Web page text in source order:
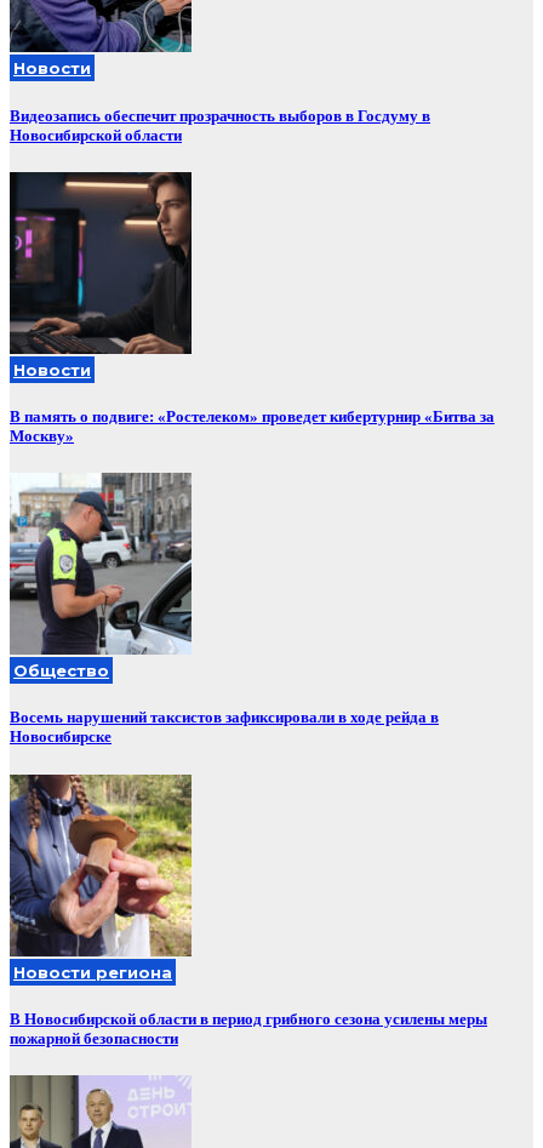
Новости
Видеозапись обеспечит прозрачность выборов в Госдуму в
Новосибирской области
Новости
В память о подвиге: «Ростелеком» проведет кибертурнир «Битва за
Москву»
Общество
Восемь нарушений таксистов зафиксировали в ходе рейда в
Новосибирске
Новости региона
В Новосибирской области в период грибного сезона усилены меры
пожарной безопасности